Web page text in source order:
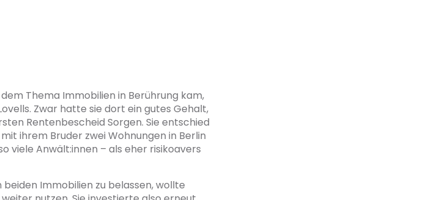
Thema Immobilien in Berührung kam,
Zwar hatte sie dort ein gutes Gehalt,
Rentenbescheid Sorgen. Sie entschied
ihrem Bruder zwei Wohnungen in Berlin
viele Anwält:innen – als eher risikoavers
Immobilien zu belassen, wollte